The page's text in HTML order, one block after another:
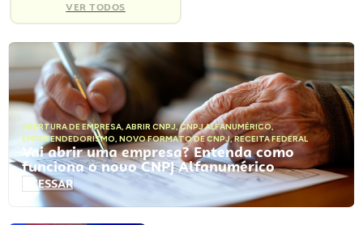
VER TODOS
ABERTURA DE EMPRESA, ABRIR CNPJ,CNPJ ALFANUMÉRICO,
EMPREENDEDORISMO, NOVO FORMATO DE CNPJ,RECEITA FEDERAL
Vai abrir uma empresa? Entenda como
funciona o novo CNPJ Alfanumérico
ACESSAR